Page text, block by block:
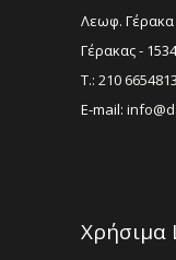
Λεωφ. Γέρακα
Γέρακας -
Τ.: 210 6654813
E-mail:
Χρήσιμα